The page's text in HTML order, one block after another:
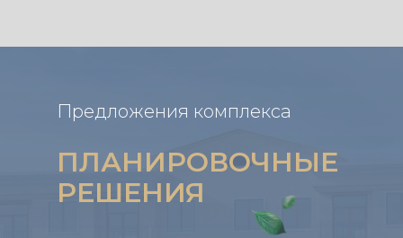
ПЛАНИРОВОЧНЫЕ
РЕШЕНИЯ
Предложения комплекса